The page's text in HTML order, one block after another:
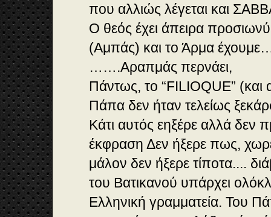
που αλλιώς λέγεται και
O θεός έχει άπειρα
(Αμπάς) και το Άρμα
…….Αραπμάς περνάει,
Πάντως, το “FILIOQUE” (και
Πάπα δεν ήταν τελείως
Κάτι αυτός εηξέρε αλλά δεν
έκφραση Δεν ήξερε πως,
μάλον δεν ήξερε τίποτα....
του Βατικανού υπάρχει
Ελληνική γραμματεία. Του